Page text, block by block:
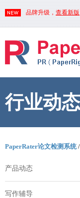
品牌升级， 查看新版
行业动态
PaperRater论文检测系统/
产品动态
写作辅导